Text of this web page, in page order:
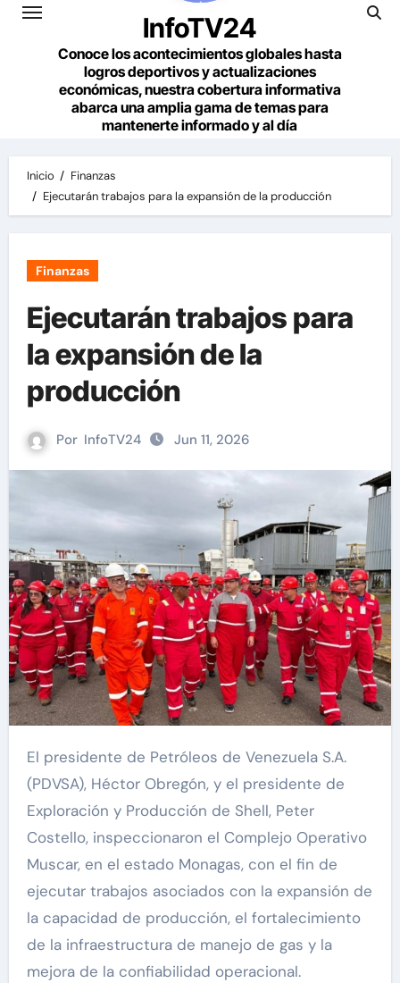
InfoTV24
Conoce los acontecimientos globales hasta
logros deportivos y actualizaciones
económicas, nuestra cobertura informativa
abarca una amplia gama de temas para
mantenerte informado y al día
Inicio
Finanzas
Ejecutarán trabajos para la expansión de la producción
Finanzas
Ejecutarán trabajos para
la expansión de la
producción
Por InfoTV24 Jun 11, 2026
El presidente de Petróleos de Venezuela S.A.
(PDVSA), Héctor Obregón, y el presidente de
Exploración y Producción de Shell, Peter
Costello, inspeccionaron el Complejo Operativo
Muscar, en el estado Monagas, con el fin de
ejecutar trabajos asociados con la expansión de
la capacidad de producción, el fortalecimiento
de la infraestructura de manejo de gas y la
mejora de la confiabilidad operacional.